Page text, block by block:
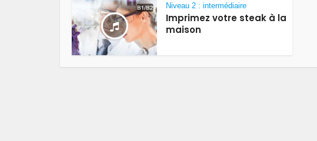
Niveau 2 : intermédiaire
Imprimez votre steak à la
maison